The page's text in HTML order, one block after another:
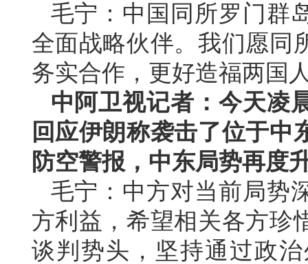
毛宁：中国同所罗门群
全面战略伙伴。我们愿同
务实合作，更好造福两国
中阿卫视记者：今天凌
回应伊朗称袭击了位于中
防空警报，中东局势再度
毛宁：中方对当前局势
方利益，希望相关各方珍
谈判势头，坚持通过政